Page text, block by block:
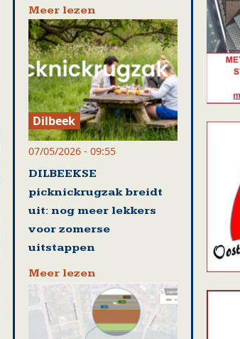
Meer lezen
Dilbeek
07/05/2026 - 09:55
DILBEEKSE
picknickrugzak breidt
uit: nog meer lekkers
voor zomerse
uitstappen
Meer lezen